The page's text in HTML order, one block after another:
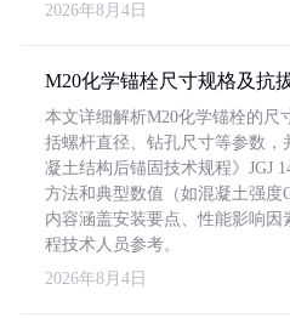
2026年8月4日
M20化学锚栓尺寸规格及抗
本文详细解析M20化学锚栓的尺
括螺杆直径、钻孔尺寸等参数，
凝土结构后锚固技术规程》JGJ
方法和典型数值（如混凝土强度
内容涵盖安装要点、性能影响
程技术人员参考。
2026年8月4日